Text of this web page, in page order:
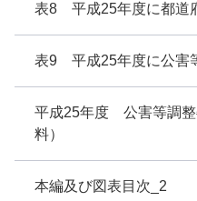
表8 平成25年度に都道
表9 平成25年度に公害
平成25年度 公害等調整
料）
本編及び図表目次_2